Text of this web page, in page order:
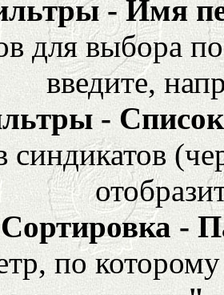
- Имя
для выбора
введите,
-
синдикатов
-
по